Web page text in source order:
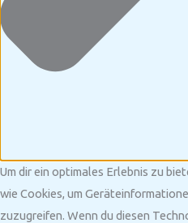
Um dir ein optimales Erlebnis zu
wie Cookies, um
zuzugreifen. Wenn du diesen